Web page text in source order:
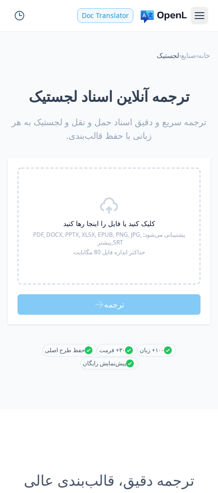
Doc Translator
خانه›صنایع›لجستیک
ترجمه آنلاین اسناد لجستیک
ترجمه سریع و دقیق اسناد حمل و نقل و لجستیک به هر
زبانی با حفظ قالب‌بندی.
کلیک کنید یا فایل را اینجا رها کنید
پشتیبانی می‌شود: PDF, DOCX, PPTX, XLSX, EPUB, PNG, JPG,
SRT, بیشتر
حداکثر اندازه فایل 80 مگابایت
ترجمه
۱۰۰+ زبان ۳۰+ فرمت
حفظ طرح اصلی
پیش‌نمایش رایگان
ترجمه دقیق، قالب‌بندی عالی